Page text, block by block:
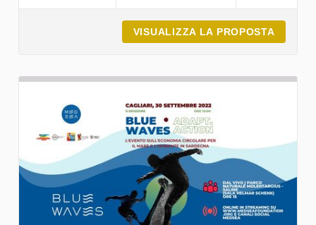
VISUALIZZA LA PROPOSTA